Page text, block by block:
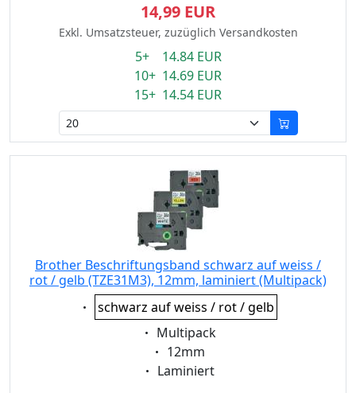
14,99 EUR
Exkl. Umsatzsteuer, zuzüglich Versandkosten
5+ 14.84 EUR
10+ 14.69 EUR
15+ 14.54 EUR
Brother Beschriftungsband schwarz auf weiss /
rot / gelb (TZE31M3), 12mm, laminiert (Multipack)
Eigenschaft:
schwarz auf weiss / rot / gelb
Eigenschaft:
Multipack
Eigenschaft:
12mm
Eigenschaft:
Laminiert